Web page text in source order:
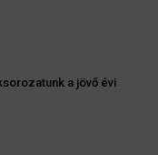
a jövő évi